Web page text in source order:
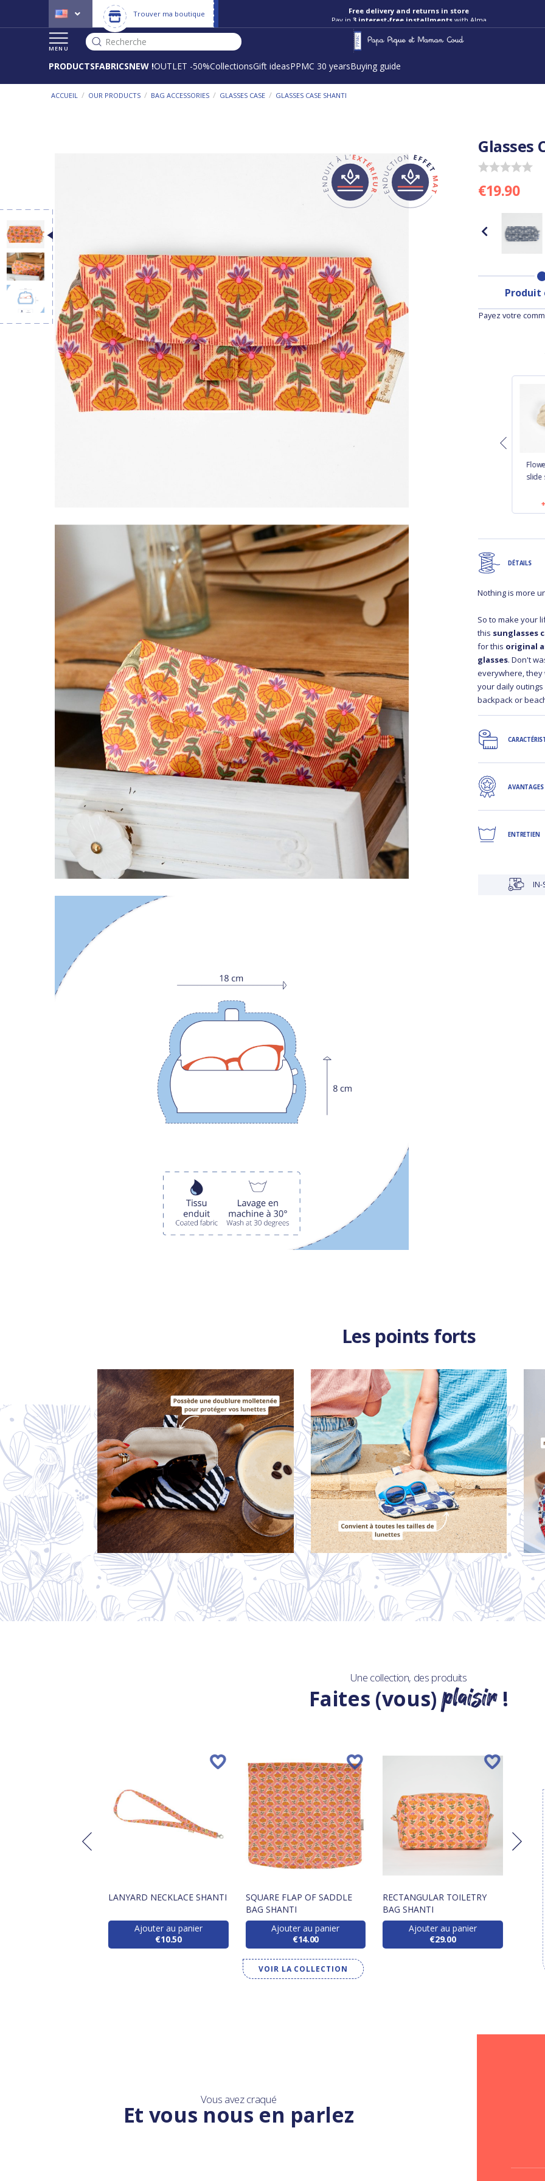
Trouver ma boutique
Pay in 3 interest-free installments with Alma
MENU
Recherche
PRODUCTSFABRICSNEW !OUTLET -50%CollectionsGift ideasPPMC 30 yearsBuying guide
ACCUEIL / OUR PRODUCTS / BAG ACCESSORIES / GLASSES CASE / GLASSES CASE SHANTI
Glasses
€19.90
Produit
Payez votre
slide
DÉTAILS
Nothing is more
So to make your
this sunglasses
for this original
glasses. Don't
everywhere, they
your daily outings
backpack or
AVANTAGES
ENTRETIEN
IN-STORE
Les points forts
Une collection, des produits
Faites (vous)plaisir!
LANYARD NECKLACE SHANTI
Ajouter au panier
€10.50
SQUARE FLAP OF SADDLE
BAG SHANTI
Ajouter au panier
€14.00
RECTANGULAR TOILETRY
BAG SHANTI
Ajouter au panier
€29.00
SHANTI
VOIR LA COLLECTION
Vous avez craqué
Et vous nous en parlez